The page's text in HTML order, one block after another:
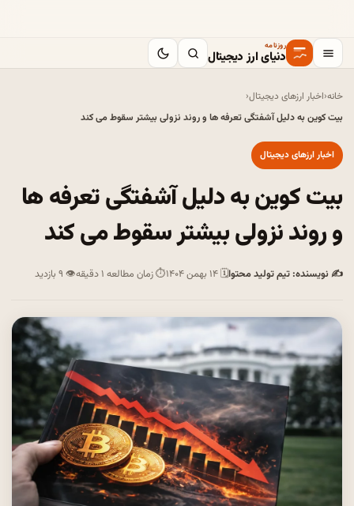
روزنامه
دنیای ارز دیجیتال
خانه‹اخبار ارزهای دیجیتال‹
بیت کوین به دلیل آشفتگی تعرفه ها و روند نزولی بیشتر سقوط می کند
اخبار ارزهای دیجیتال
بیت کوین به دلیل آشفتگی تعرفه ها
و روند نزولی بیشتر سقوط می کند
✍ نویسنده: تیم تولید محتوا🗓 ۱۴ بهمن ۱۴۰۴ ⏱ زمان مطالعه ۱ دقیقه 👁 ۹ بازدید